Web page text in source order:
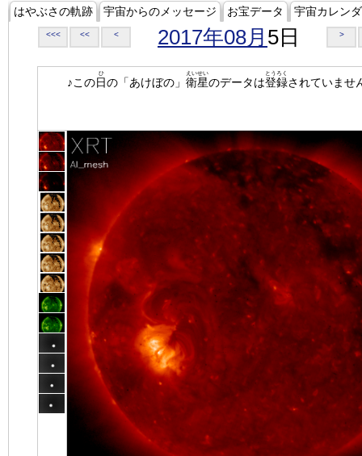
はやぶさの軌跡 宇宙からのメッセージ お宝データ 宇宙カレン
<<< << < 2017年08月 5日 >
♪この日
ひ
の「あけぼの」 衛星
えいせい
のデータは登録
とうろく
されていませ